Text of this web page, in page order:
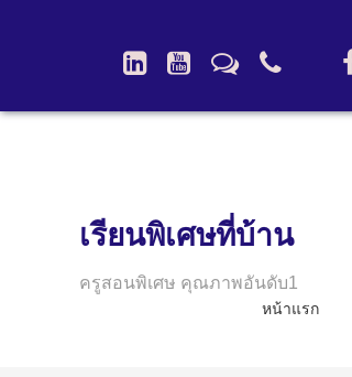
เรียนพิเศษที่บ้าน
ครูสอนพิเศษ คุณภาพอันดับ1
หน้าแรก